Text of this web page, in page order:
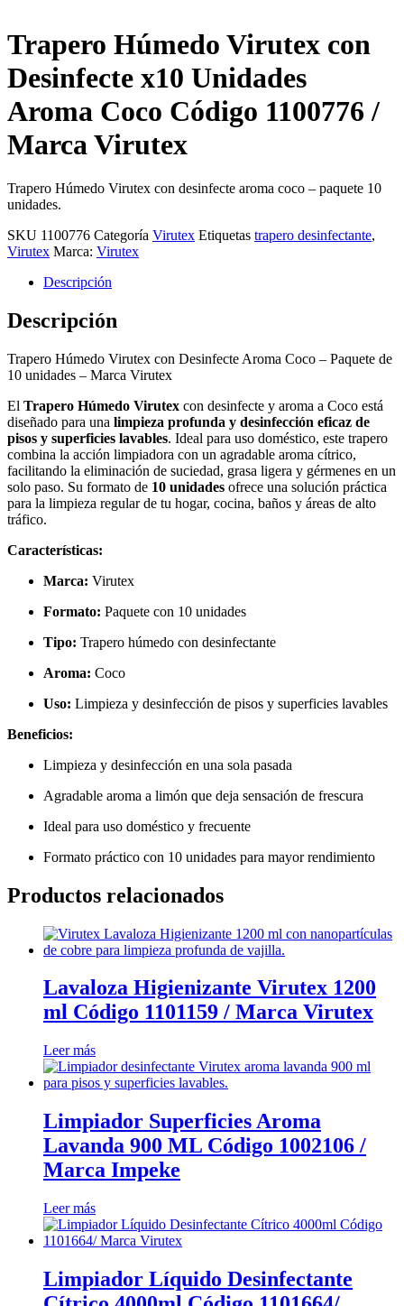
Trapero Húmedo Virutex con
Desinfecte x10 Unidades
Aroma Coco Código 1100776 /
Marca Virutex
Trapero Húmedo Virutex con desinfecte aroma coco – paquete 10
unidades.
SKU 1100776 Categoría Virutex Etiquetas trapero desinfectante,
Virutex Marca: Virutex
Descripción
Descripción
Trapero Húmedo Virutex con Desinfecte Aroma Coco – Paquete de
10 unidades – Marca Virutex
El Trapero Húmedo Virutex con desinfecte y aroma a Coco está
diseñado para una limpieza profunda y desinfección eficaz de
pisos y superficies lavables. Ideal para uso doméstico, este trapero
combina la acción limpiadora con un agradable aroma cítrico,
facilitando la eliminación de suciedad, grasa ligera y gérmenes en un
solo paso. Su formato de 10 unidades ofrece una solución práctica
para la limpieza regular de tu hogar, cocina, baños y áreas de alto
tráfico.
Características:
Marca: Virutex
Formato: Paquete con 10 unidades
Tipo: Trapero húmedo con desinfectante
Aroma: Coco
Uso: Limpieza y desinfección de pisos y superficies lavables
Beneficios:
Limpieza y desinfección en una sola pasada
Agradable aroma a limón que deja sensación de frescura
Ideal para uso doméstico y frecuente
Formato práctico con 10 unidades para mayor rendimiento
Productos relacionados
Lavaloza Higienizante Virutex 1200
ml Código 1101159 / Marca Virutex
Leer más
Limpiador Superficies Aroma
Lavanda 900 ML Código 1002106 /
Marca Impeke
Leer más
Limpiador Líquido Desinfectante